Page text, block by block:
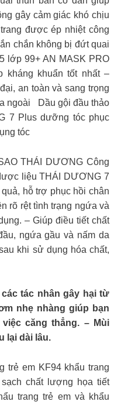
gây cảm giác khó chịu
được ép nhiệt công
chắn không bị đứt quai
lớp 99+ AN MASK PRO
kháng khuẩn tốt nhất –
an toàn và sang trọng
ngoài Dầu gội đầu thảo
7 Plus dưỡng tóc phục
tóc
THÁI DƯƠNG Công
liệu THÁI DƯƠNG 7
hỗ trợ phục hồi chân
rõ rệt tình trạng ngứa và
– Giúp điều tiết chất
ngứa gầu và nấm da
khi sử dụng hóa chất,
tác nhân gây hại từ
nhẹ nhàng giúp bạn
căng thẳng. – Mùi
lại dài lâu.
trẻ em KF94 khẩu trang
chất lượng họa tiết
trang trẻ em và khẩu